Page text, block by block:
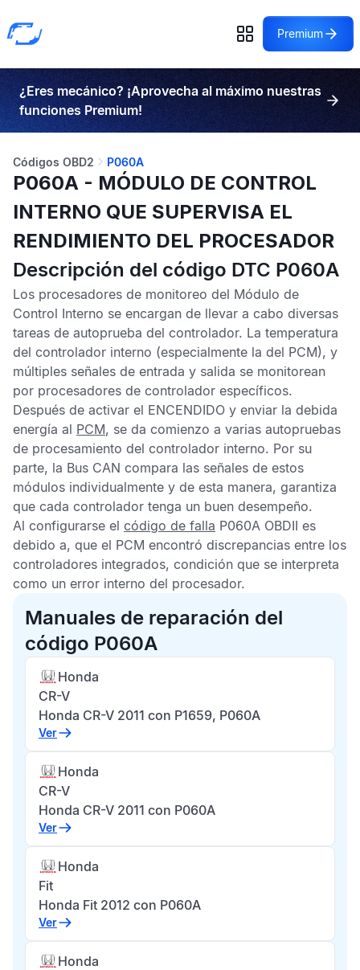
Premium
¿Eres mecánico? ¡Aprovecha al máximo nuestras
funciones Premium!
Códigos OBD2 P060A
P060A - MÓDULO DE CONTROL
INTERNO QUE SUPERVISA EL
RENDIMIENTO DEL PROCESADOR
Descripción del código DTC P060A
Los procesadores de monitoreo del Módulo de
Control Interno se encargan de llevar a cabo diversas
tareas de autoprueba del controlador. La temperatura
del controlador interno (especialmente la del PCM), y
múltiples señales de entrada y salida se monitorean
por procesadores de controlador específicos.
Después de activar el ENCENDIDO y enviar la debida
energía al PCM, se da comienzo a varias autopruebas
de procesamiento del controlador interno. Por su
parte, la Bus CAN compara las señales de estos
módulos individualmente y de esta manera, garantiza
que cada controlador tenga un buen desempeño.
Al configurarse el código de falla P060A OBDII es
debido a, que el PCM encontró discrepancias entre los
controladores integrados, condición que se interpreta
como un error interno del procesador.
Manuales de reparación del
código P060A
Honda
CR-V
Honda CR-V 2011 con P1659, P060A
Ver
Honda
CR-V
Honda CR-V 2011 con P060A
Ver
Honda
Fit
Honda Fit 2012 con P060A
Ver
Honda